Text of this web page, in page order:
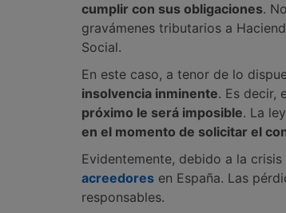
cumplir con sus obligaciones.
gravámenes tributarios a
Social.
En este caso, a tenor de lo
insolvencia inminente. Es decir,
próximo le será imposible. La
en el momento de solicitar el
Evidentemente, debido a la
acreedores en España. Las
responsables.